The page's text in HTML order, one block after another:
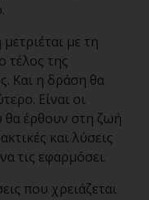
με τη
τέλος της
Και η δράση θα
Είναι οι
θα έρθουν στη ζωή
και λύσεις
τις εφαρμόσει.
που χρειάζεται